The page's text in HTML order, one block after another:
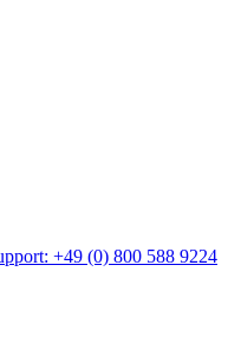
+49 (0) 800 588 9224